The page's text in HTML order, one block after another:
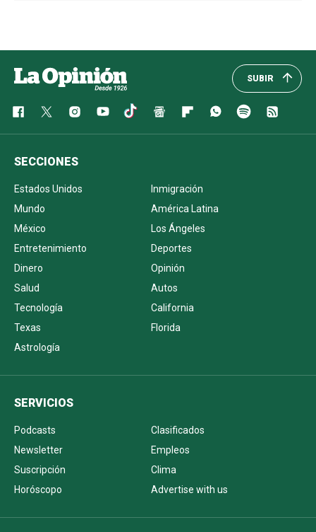
SUBIR
SECCIONES
Estados Unidos
Inmigración
Mundo
América Latina
México
Los Ángeles
Entretenimiento
Deportes
Dinero
Opinión
Salud
Autos
Tecnología
California
Texas
Florida
Astrología
SERVICIOS
Podcasts
Clasificados
Newsletter
Empleos
Suscripción
Clima
Horóscopo
Advertise with us